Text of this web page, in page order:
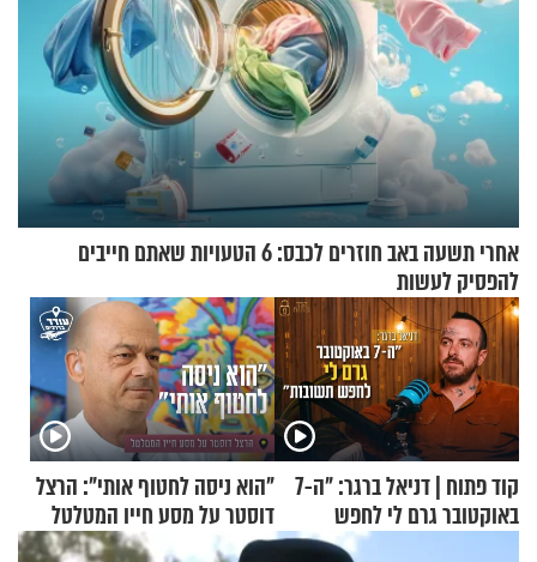
אחרי תשעה באב חוזרים לכבס: 6 הטעויות שאתם חייבים
להפסיק לעשות
קוד פתוח | דניאל ברגר: "ה-7
באוקטובר גרם לי לחפש
"הוא ניסה לחטוף אותי": הרצל
דוסטר על מסע חייו המטלטל